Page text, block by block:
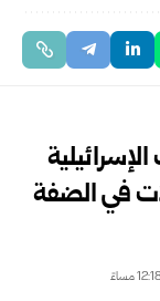
في الضفة